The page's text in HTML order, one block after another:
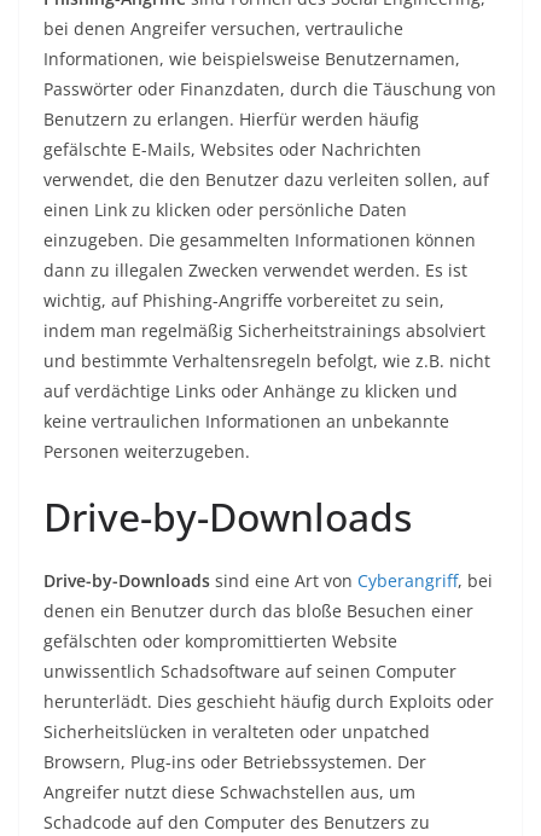
bei denen Angreifer versuchen, vertrauliche
Informationen, wie beispielsweise Benutzernamen,
Passwörter oder Finanzdaten, durch die Täuschung von
Benutzern zu erlangen. Hierfür werden häufig
gefälschte E-Mails, Websites oder Nachrichten
verwendet, die den Benutzer dazu verleiten sollen, auf
einen Link zu klicken oder persönliche Daten
einzugeben. Die gesammelten Informationen können
dann zu illegalen Zwecken verwendet werden. Es ist
wichtig, auf Phishing-Angriffe vorbereitet zu sein,
indem man regelmäßig Sicherheitstrainings absolviert
und bestimmte Verhaltensregeln befolgt, wie z.B. nicht
auf verdächtige Links oder Anhänge zu klicken und
keine vertraulichen Informationen an unbekannte
Personen weiterzugeben.
Drive-by-Downloads
Drive-by-Downloads sind eine Art von Cyberangriff, bei
denen ein Benutzer durch das bloße Besuchen einer
gefälschten oder kompromittierten Website
unwissentlich Schadsoftware auf seinen Computer
herunterlädt. Dies geschieht häufig durch Exploits oder
Sicherheitslücken in veralteten oder unpatched
Browsern, Plug-ins oder Betriebssystemen. Der
Angreifer nutzt diese Schwachstellen aus, um
Schadcode auf den Computer des Benutzers zu